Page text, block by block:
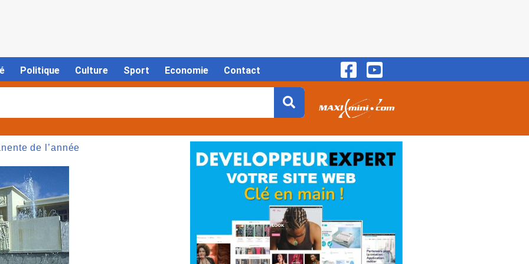
Politique Culture Sport Economie Contact
de l’année